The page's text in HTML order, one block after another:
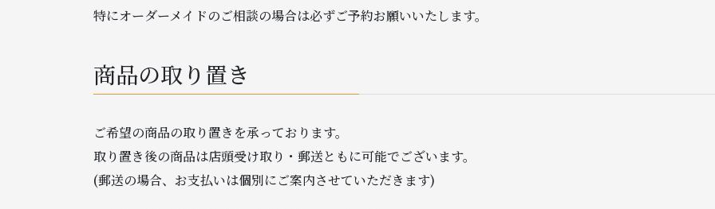
特にオーダーメイドのご相談の場合は必ずご予約お願いいたします。
商品の取り置き
ご希望の商品の取り置きを承っております。
取り置き後の商品は店頭受け取り・郵送ともに可能でございます。
(郵送の場合、お支払いは個別にご案内させていただきます)